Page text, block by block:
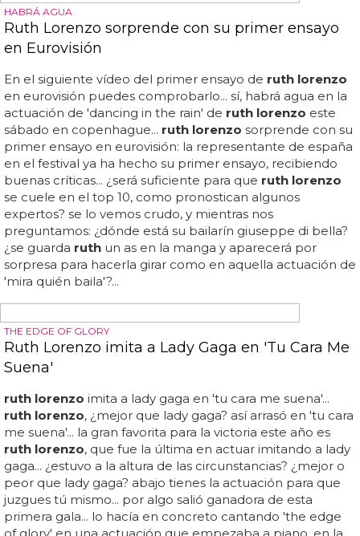
tan sólo con unos cuantos años de retraso, se lanza en el
mercado británico... eso hace que el videoclip no sea una
superproducción, pero al menos no da vergüenza ajena...
seguro que nuestra amiga de los retoques nasales le
habría prestado una peluca mejor... ¿o es dana
international la del vídeo?... la murciana que participó en
'x factor' uk con dannii minogue, y compositora también
del primer single...
EURODIVA
Ruth Lorenzo anuncia 'Loveaholic', nuevo disco
ruth lorenzo- 99 ...ruth lorenzoestrena 'voces' e
intenta batir un récord guinness...ruth lorenzo versiona
'my heart will go on' de céline dion en 7 estilos... vuelve la
eurodivaruth lorenzocon nuevo disco: esto es todo lo
que ha anunciado sobre 'loveaholic'... este mes de
septiembreruth lorenzopresentará el primer single de